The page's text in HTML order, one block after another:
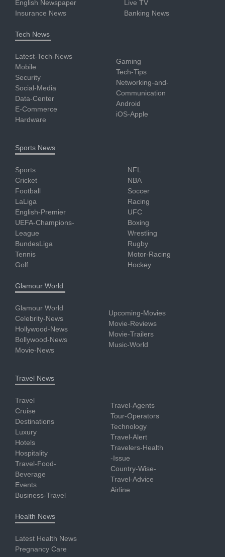
English Newspaper
Insurance News
Live TV
Banking News
Tech News
Latest-Tech-News
Mobile
Security
Social-Media
Data-Center
E-Commerce
Hardware
Gaming
Tech-Tips
Networking-and-
Communication
Android
iOS-Apple
Sports News
Sports
Cricket
Football
LaLiga
English-Premier
UEFA-Champions-
League
BundesLiga
Tennis
Golf
NFL
NBA
Soccer
Racing
UFC
Boxing
Wrestling
Rugby
Motor-Racing
Hockey
Glamour World
Glamour World
Celebrity-News
Hollywood-News
Bollywood-News
Movie-News
Upcoming-Movies
Movie-Reviews
Movie-Trailers
Music-World
Travel News
Travel
Cruise
Destinations
Luxury
Hotels
Hospitality
Travel-Food-
Beverage
Events
Business-Travel
Travel-Agents
Tour-Operators
Technology
Travel-Alert
Travelers-Health
-Issue
Country-Wise-
Travel-Advice
Airline
Health News
Latest Health News
Pregnancy Care